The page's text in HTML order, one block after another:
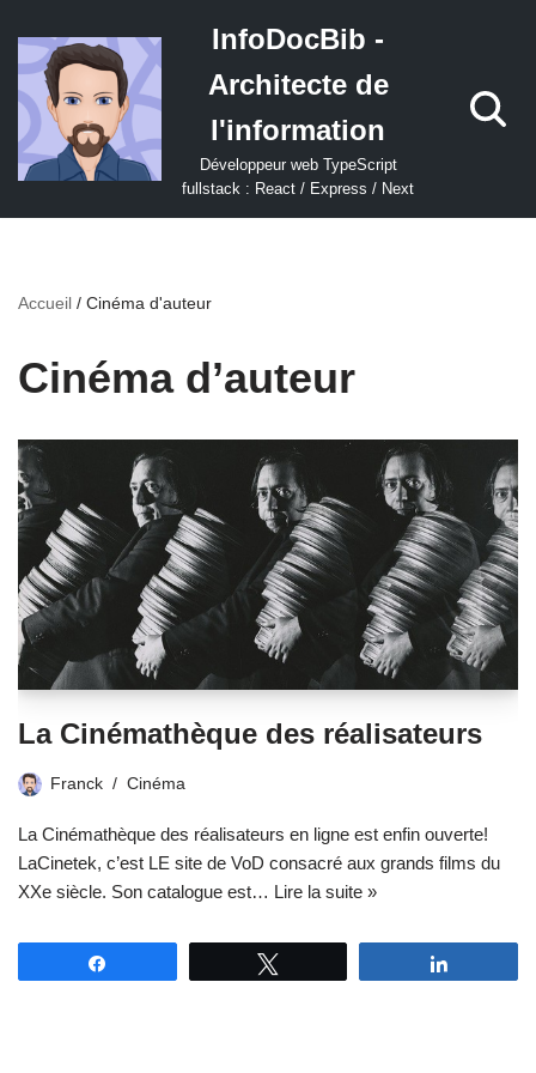
Aller
au
contenu
InfoDocBib -
Architecte de
l'information
Développeur web TypeScript
fullstack : React / Express / Next
Accueil / Cinéma d'auteur
Cinéma d’auteur
La Cinémathèque des réalisateurs
Franck Cinéma
La Cinémathèque des réalisateurs en ligne est enfin ouverte!
LaCinetek, c’est LE site de VoD consacré aux grands films du
XXe siècle. Son catalogue est… Lire la suite »